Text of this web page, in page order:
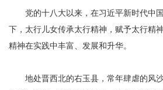
党的十八大以来，在习近平新时代中国
下，太行儿女传承太行精神，赋予太行精
精神在实践中丰富、发展和升华。
地处晋西北的右玉县，常年肆虐的风